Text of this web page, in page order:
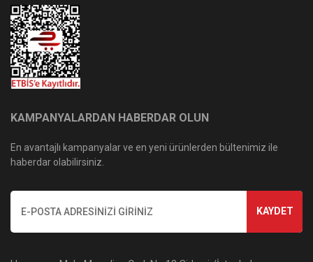
KAMPANYALARDAN HABERDAR OLUN
En avantajlı kampanyalar ve en yeni ürünlerden bültenimiz ile
haberdar olabilirsiniz.
KAYDET